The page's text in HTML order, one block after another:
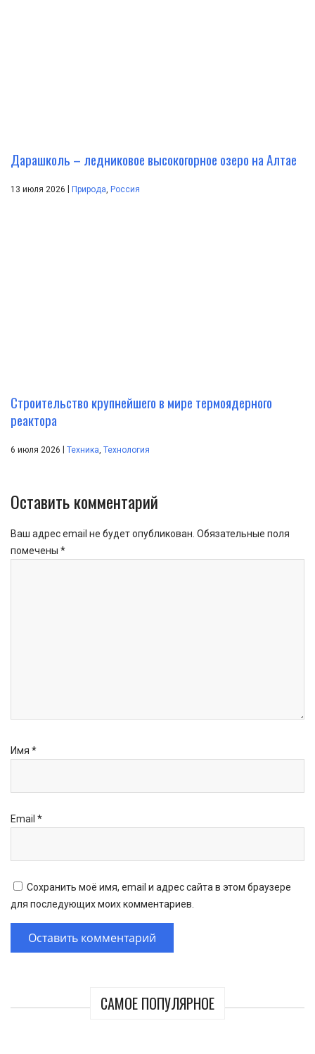
САМОЕ ПОПУЛЯРНОЕ
Дарашколь – ледниковое высокогорное озеро на Алтае
13 июля 2026 | Природа Россия
Строительство крупнейшего в мире термоядерного
реактора
6 июля 2026 Техника, Технология
Оставить комментарий
Ваш адрес email не будет опубликован. Обязательные поля
помечены *
Имя *
Email *
Сохранить моё имя, email и адрес сайта в этом браузере
для последующих моих комментариев.